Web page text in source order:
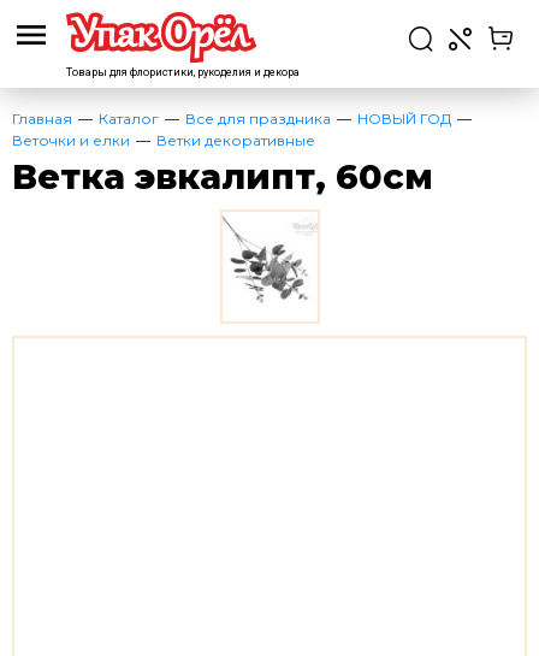
Товары для флористики, рукоделия и декора
Главная Каталог Все для праздника
НОВЫЙ ГОД
Веточки и елки
Ветки декоративные
Ветка эвкалипт, 60см